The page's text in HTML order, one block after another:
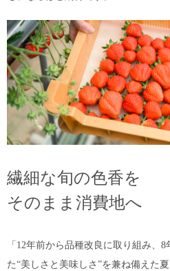
繊細な旬の色香を
そのまま消費地へ
「12年前から品種改良に取り組み、
た“美しさと美味しさ”を兼ね備えた